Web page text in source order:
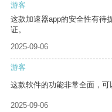
游客
这款加速器app的安全性有待
证。
2025-09-06
游客
这款软件的功能非常全面，可
2025-09-06